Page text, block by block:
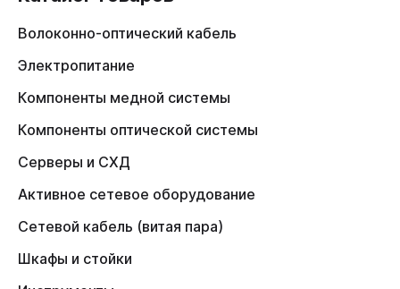
Волоконно-оптический кабель
Электропитание
Компоненты медной системы
Компоненты оптической системы
Серверы и СХД
Активное сетевое оборудование
Сетевой кабель (витая пара)
Шкафы и стойки